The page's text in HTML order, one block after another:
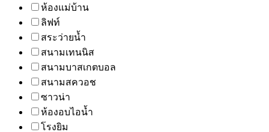
ห้องแม่บ้าน
ลิฟท์
สระว่ายน้ำ
สนามเทนนิส
สนามบาสเกตบอล
สนามสควอช
ซาวน่า
ห้องอบไอน้ำ
โรงยิม